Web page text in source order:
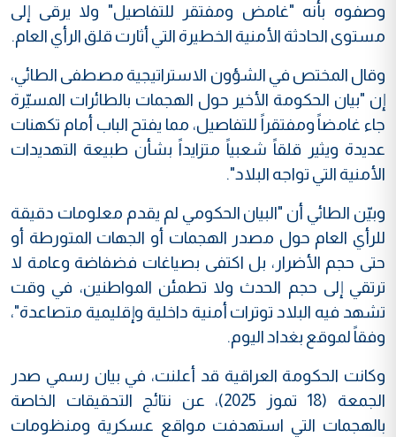
وصفوه بأنه "غامض ومفتقر للتفاصيل" ولا يرقى إلى
مستوى الحادثة الأمنية الخطيرة التي أثارت قلق الرأي العام.
وقال المختص في الشؤون الاستراتيجية مصطفى الطائي،
إن "بيان الحكومة الأخير حول الهجمات بالطائرات المسيّرة
جاء غامضاً ومفتقراً للتفاصيل، مما يفتح الباب أمام تكهنات
عديدة ويثير قلقاً شعبياً متزايداً بشأن طبيعة التهديدات
الأمنية التي تواجه البلاد".
وبيّن الطائي أن "البيان الحكومي لم يقدم معلومات دقيقة
للرأي العام حول مصدر الهجمات أو الجهات المتورطة أو
حتى حجم الأضرار، بل اكتفى بصياغات فضفاضة وعامة لا
ترتقي إلى حجم الحدث ولا تطمئن المواطنين، في وقت
تشهد فيه البلاد توترات أمنية داخلية وإقليمية متصاعدة"،
وفقاً لموقع بغداد اليوم.
وكانت الحكومة العراقية قد أعلنت، في بيان رسمي صدر
الجمعة (18 تموز 2025)، عن نتائج التحقيقات الخاصة
بالهجمات التي استهدفت مواقع عسكرية ومنظومات